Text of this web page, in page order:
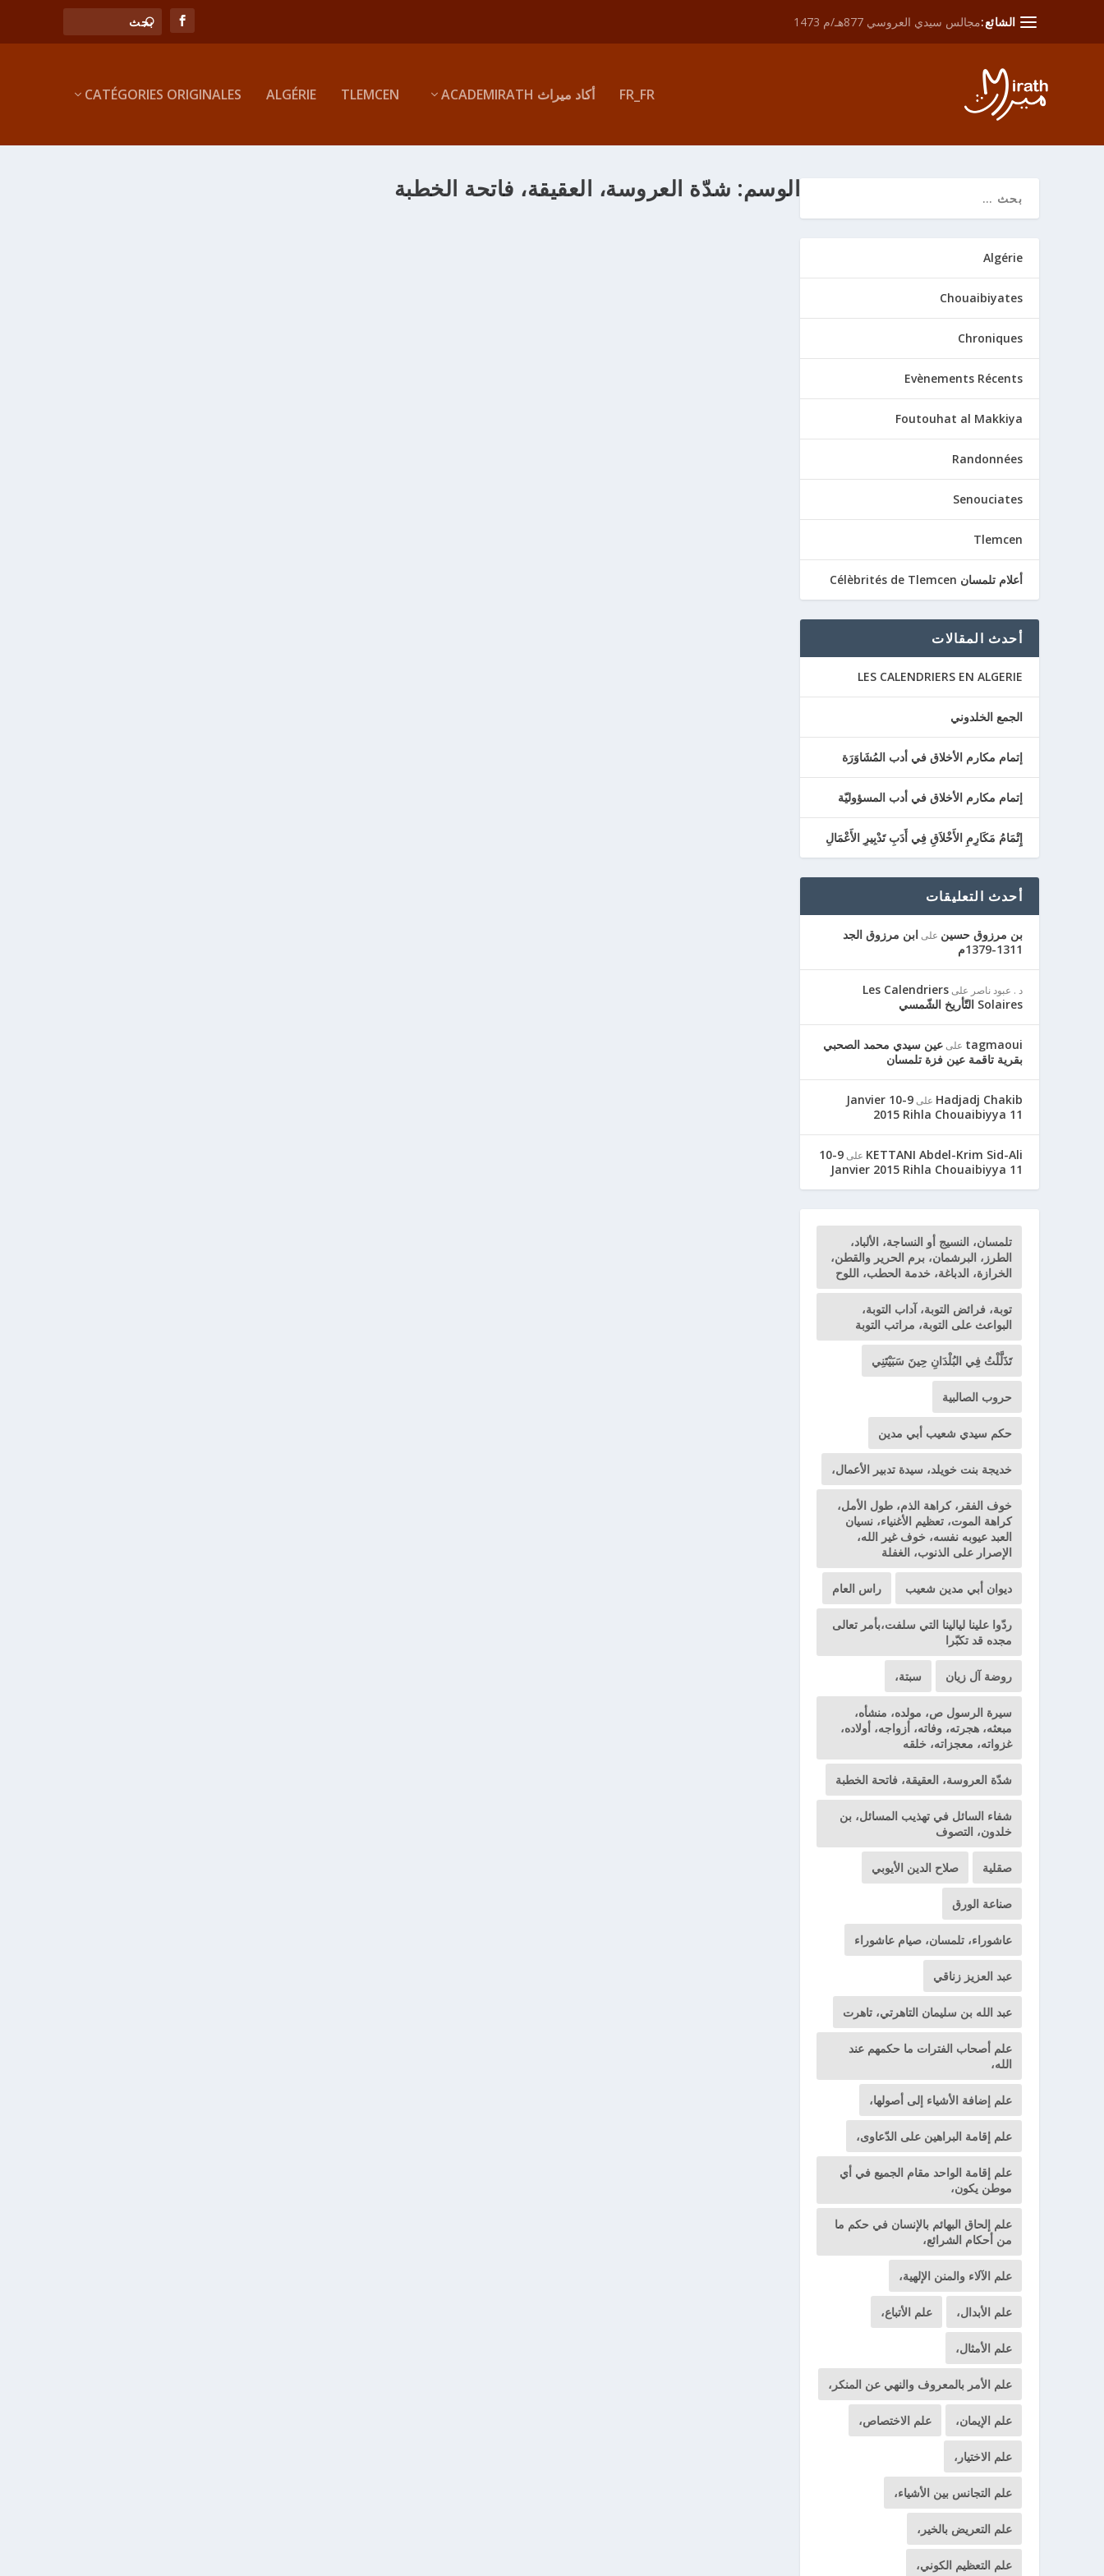
الشائع:مجالس سيدي العروسي 877هـ/م 1473
FR_FR أكاد ميراث ACADEMIRATH TLEMCEN
ALGÉRIE
CATÉGORIES ORIGINALES
الوسم: شدّة العروسة، العقيقة، فاتحة الخطبة
Algérie
Chouaibiyates
Chroniques
Evènements Récents
Foutouhat al Makkiya
Randonnées
Senouciates
Tlemcen
أعلام تلمسان Célèbrités de Tlemcen
أحدث المقالات
LES CALENDRIERS EN ALGERIE
الجمع الخلدوني
إتمام مكارم الأخلاق في أدب المُشَاوَرَة
إتمام مكارم الأخلاق في أدب المسؤوليّة
إِتْمَامُ مَكَارِمِ الأَخْلاَقِ فِي أَدَبِ تَدْبِيرِ الأَعْمَالِ
أحدث التعليقات
بن مرزوق حسين علىابن مرزوق الجد
1311-1379م
د . عبود ناصر علىLes Calendriers
Solaires التّأريخ الشّمسي
tagmaoui علىعين سيدي محمد الصحبي
بقرية تاقمة عين فزة تلمسان
Hadjadj Chakib على
9-10 Janvier
2015 Rihla Chouaibiyya 11
KETTANI Abdel-Krim Sid-Ali على
9-10
Janvier 2015 Rihla Chouaibiyya 11
تلمسان، النسيج أو النساجة، الألباد،
الطرز، البرشمان، برم الحرير والقطن،
الخرازة، الدباغة، خدمة الحطب، اللوح
توبة، فرائض التوبة، آداب التوبة،
البواعث على التوبة، مراتب التوبة
تَذَلَّلْتُ فِي البُلْدَانِ حِينَ سَبَيْتَنِي
حروب الصالبية
حكم سيدي شعيب أبي مدين
خديجة بنت خويلد، سيدة تدبير الأعمال،
خوف الفقر، كراهة الذم، طول الأمل،
كراهة الموت، تعظيم الأغنياء، نسيان
العبد عيوبه نفسه، خوف غير الله،
الإصرار على الذنوب، الغفلة
ديوان أبي مدين شعيب راس العام
ردّوا علينا ليالينا التي سلفت،بأمر تعالى
مجده قد تكبّرا
روضة آل زيان سبتة،
سيرة الرسول ص، مولده، منشأه،
مبعثه، هجرته، وفاته، أزواجه، أولاده،
غزواته، معجزاته، خلقه
شدّة العروسة، العقيقة، فاتحة الخطبة
شفاء السائل في تهذيب المسائل، بن
خلدون، التصوف
صقلية صلاح الدين الأيوبي
صناعة الورق
عاشوراء، تلمسان، صيام عاشوراء
عبد العزيز زناقي
عبد الله بن سليمان التاهرتي، تاهرت
علم أصحاب الفترات ما حكمهم عند
الله،
علم إضافة الأشياء إلى أصولها،
علم إقامة البراهين على الدّعاوى،
علم إقامة الواحد مقام الجميع في أي
موطن يكون،
علم إلحاق البهائم بالإنسان في حكم ما
من أحكام الشرائع،
علم الآلاء والمنن الإلهية،
علم الأبدال، علم الأتباع،
علم الأمثال،
علم الأمر بالمعروف والنهي عن المنكر،
علم الإيمان، علم الاختصاص،
علم الاختيار،
علم التجانس بين الأشياء،
علم التعريض بالخير،
علم التعظيم الكوني،